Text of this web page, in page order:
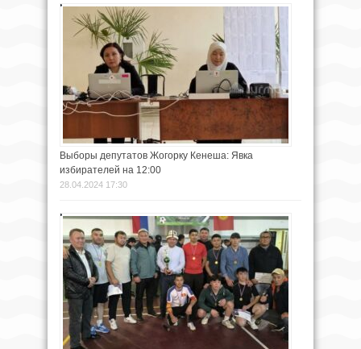
Выборы депутатов Жогорку Кенеша: Явка
избирателей на 12:00
28.04.2024 17:30